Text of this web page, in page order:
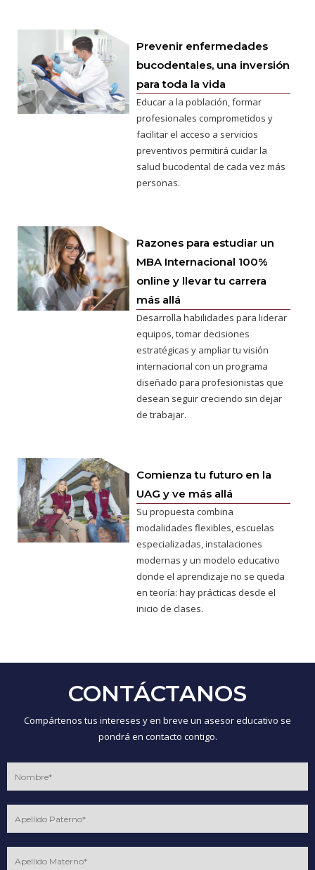
Prevenir enfermedades
bucodentales, una inversión
para toda la vida
Educar a la población, formar
profesionales comprometidos y
facilitar el acceso a servicios
preventivos permitirá cuidar la
salud bucodental de cada vez más
personas.
Razones para estudiar un
MBA Internacional 100%
online y llevar tu carrera
más allá
Desarrolla habilidades para liderar
equipos, tomar decisiones
estratégicas y ampliar tu visión
internacional con un programa
diseñado para profesionistas que
desean seguir creciendo sin dejar
de trabajar.
Comienza tu futuro en la
UAG y ve más allá
Su propuesta combina
modalidades flexibles, escuelas
especializadas, instalaciones
modernas y un modelo educativo
donde el aprendizaje no se queda
en teoría: hay prácticas desde el
inicio de clases.
CONTÁCTANOS
Compártenos tus intereses y en breve un asesor educativo se
pondrá en contacto contigo.